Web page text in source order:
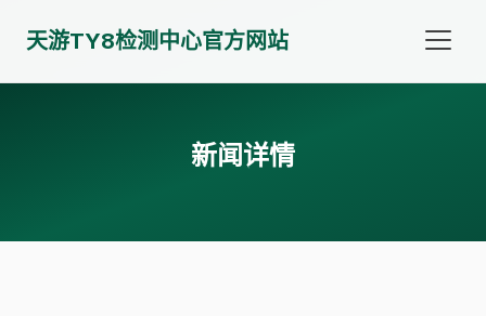
天游TY8检测中心官方网站
新闻详情